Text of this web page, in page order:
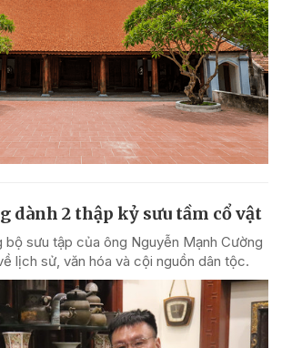
dành 2 thập kỷ sưu tầm cổ vật
bộ sưu tập của ông Nguyễn Mạnh Cường
lịch sử, văn hóa và cội nguồn dân tộc.